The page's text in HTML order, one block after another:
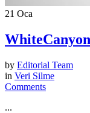
21 Oca
by Editorial Team
in Veri Silme
Comments
...